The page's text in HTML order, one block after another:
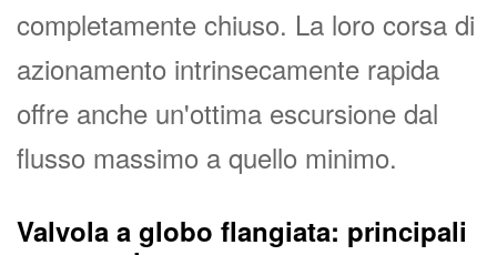
completamente chiuso. La loro corsa di
azionamento intrinsecamente rapida
offre anche un'ottima escursione dal
flusso massimo a quello minimo.
Valvola a globo flangiata: principali